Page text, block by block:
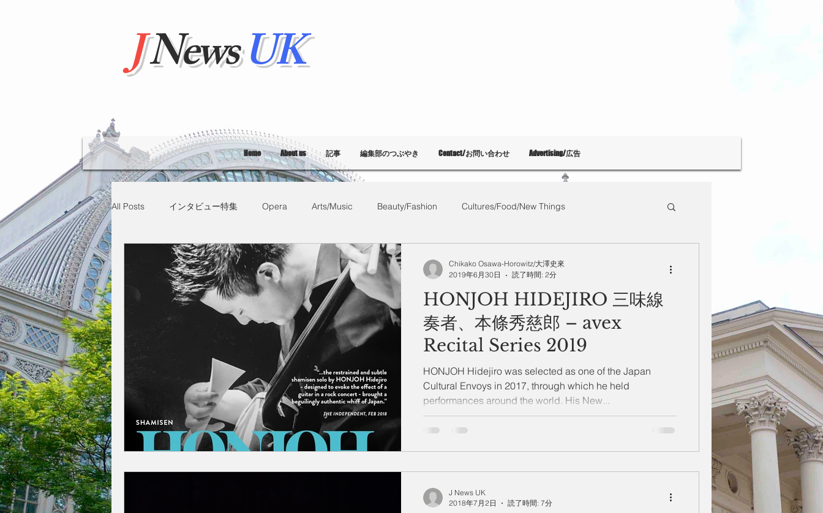
JNewsUK
Home About us 記事 編集部のつぶやき Contact/お問い合わせ Advertising/広告
All Posts インタビュー特集 Opera Arts/Music Beauty/Fashion Cultures/Food/New Things
"Hello' from Tokyo 連載 What's on? 教育 List of Events
今月の一枚 占い 英国／欧州 News つぶやき
HONJOH HIDEJIRO 三味線
奏者、本條秀慈郎 – avex
Recital Series 2019
HONJOH Hidejiro was selected as one of the Japan
Cultural Envoys in 2017, through which he held
performances around the world. His New...
Chikako Osawa-Horowitz/大澤史來
2019年6月30日
読了時間: 2分
J News UK
2018年7月2日
読了時間: 7分